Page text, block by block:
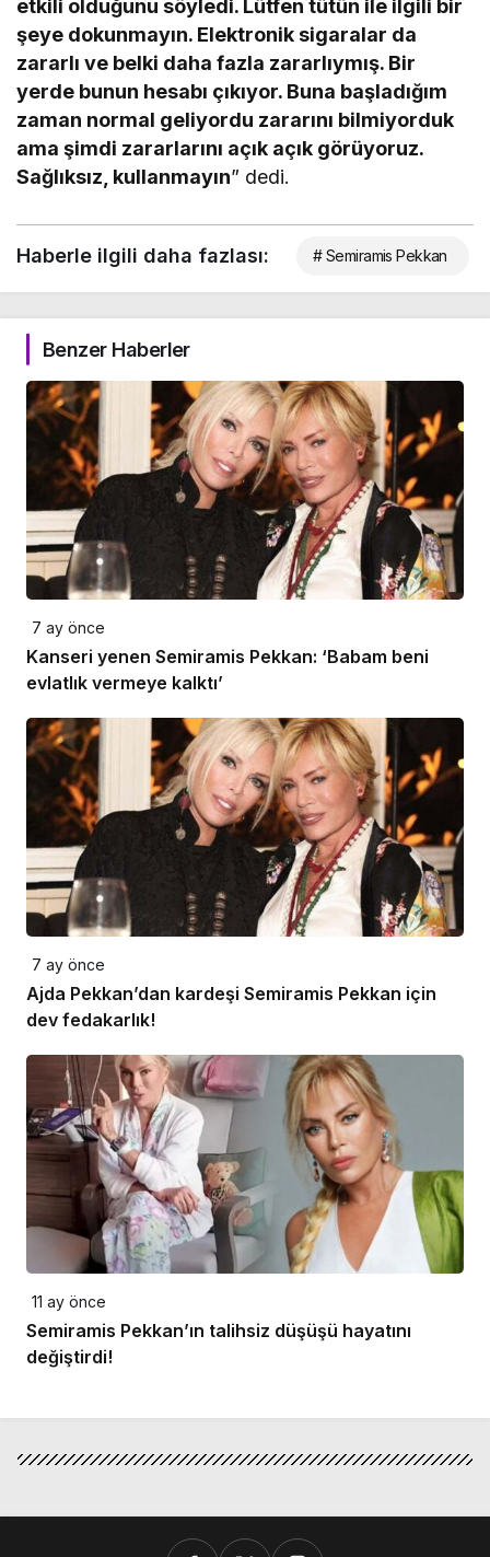
etkili olduğunu söyledi. Lütfen tütün ile ilgili bir
şeye dokunmayın. Elektronik sigaralar da
zararlı ve belki daha fazla zararlıymış. Bir
yerde bunun hesabı çıkıyor. Buna başladığım
zaman normal geliyordu zararını bilmiyorduk
ama şimdi zararlarını açık açık görüyoruz.
Sağlıksız, kullanmayın” dedi.
Haberle ilgili daha fazlası: # Semiramis Pekkan
Benzer Haberler
7 ay önce
Kanseri yenen Semiramis Pekkan: ‘Babam beni
evlatlık vermeye kalktı’
7 ay önce
Ajda Pekkan’dan kardeşi Semiramis Pekkan için
dev fedakarlık!
11 ay önce
Semiramis Pekkan’ın talihsiz düşüşü hayatını
değiştirdi!